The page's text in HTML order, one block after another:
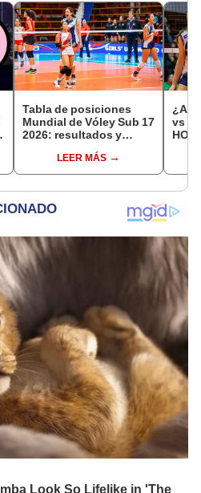
Tabla de posiciones
Mundial de Vóley Sub 17
2026: resultados y
de gruposLEER MÁS
¿A
vs